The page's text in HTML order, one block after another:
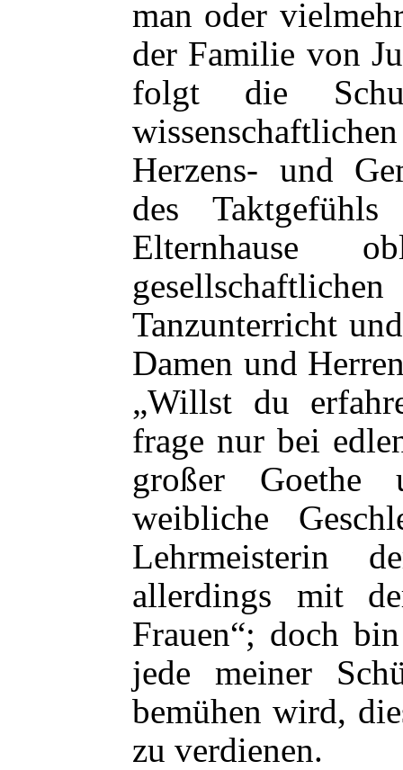
man oder
der Familie von
folgt die
Herzens- und
des
Elternhause
Tanzunterricht
Damen und
„Willst du
frage nur bei
großer
weibliche
Lehrmeisterin
allerdings mit
Frauen“; doch
jede meiner
bemühen wird,
zu verdienen.